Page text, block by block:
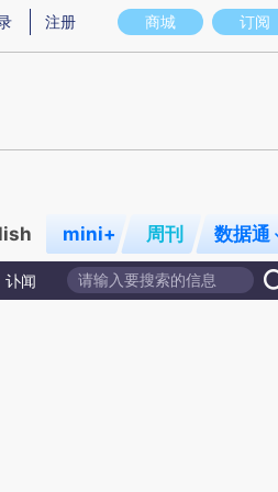
意图存在偏差。不代表财新观点和立场。推
商城 订阅
注册
mini+ 周刊 数据通
讣闻